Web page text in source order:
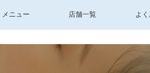
メニュー 店舗一覧 よ